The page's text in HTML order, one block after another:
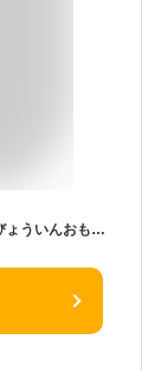
ピカッとしんだん！アンパンマン げんき100ばいびょういんおもちゃ こども 子供 知育 勉強 2歳